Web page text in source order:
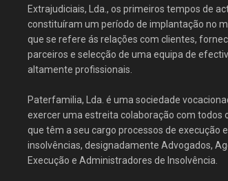
Extrajudiciais, Lda., os primeiros tempos de
constituíram um período de implantação no
que se refere ás relações com clientes,
parceiros e selecção de uma equipa de
altamente profissionais.
Paterfamilia, Lda. é uma sociedade
exercer uma estreita colaboração com todos
que têm a seu cargo processos de execução e
insolvências, designadamente Advogados,
Execução e Administradores de Insolvência.